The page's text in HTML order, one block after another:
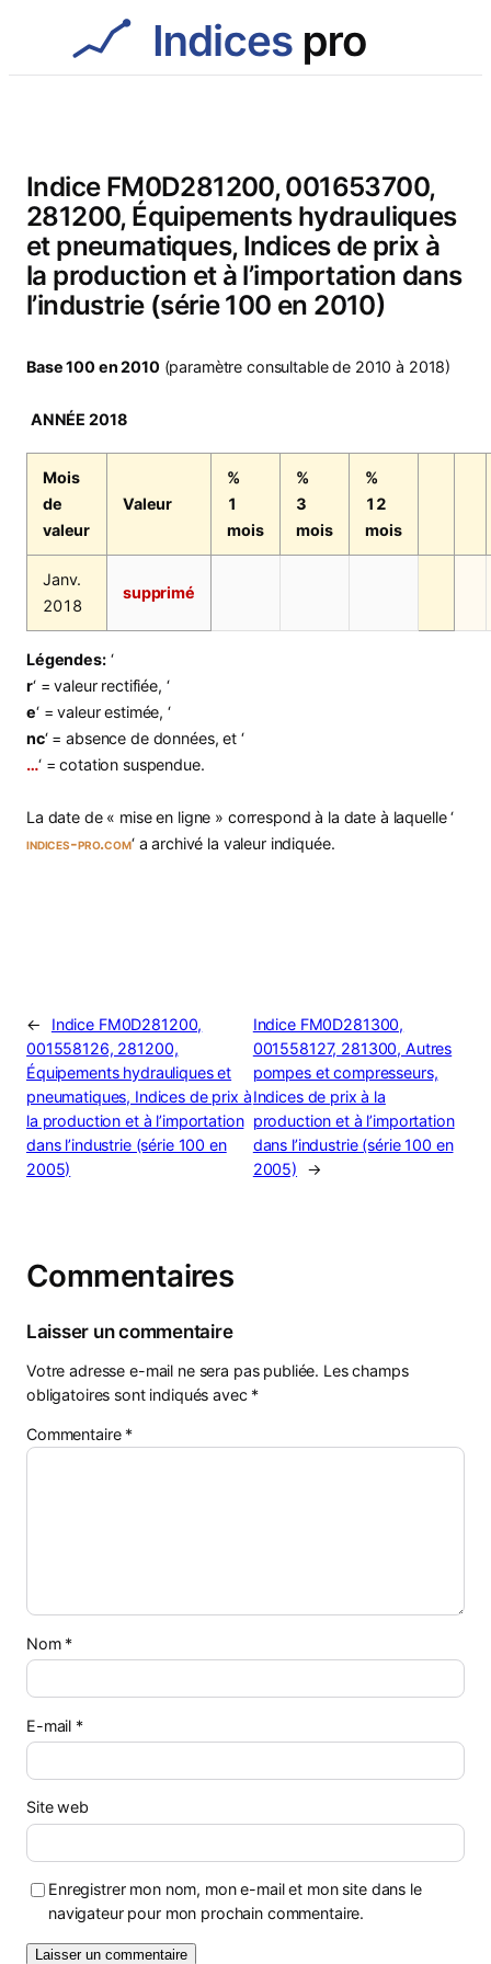
Indice FM0D281200, 001653700,
281200, Équipements hydrauliques
et pneumatiques, Indices de prix à
la production et à l’importation dans
l’industrie (série 100 en 2010)
Base 100 en 2010 (paramètre consultable de 2010 à 2018)
ANNÉE 2018
Mois
de
valeur
Valeur
%
1
mois
%
3
mois
%
12
mois
Janv.
2018
supprimé
Légendes:‘
r‘ = valeur rectifiée, ‘
e‘ = valeur estimée, ‘
nc‘ = absence de données, et ‘
…‘ = cotation suspendue.
La date de « mise en ligne » correspond à la date à laquelle ‘
indices-pro.com‘ a archivé la valeur indiquée.
←
Indice FM0D281200,
001558126, 281200,
Équipements hydrauliques et
pneumatiques, Indices de prix à
la production et à l’importation
dans l’industrie (série 100 en
2005)
Indice FM0D281300,
001558127, 281300, Autres
pompes et compresseurs,
Indices de prix à la
production et à l’importation
dans l’industrie (série 100 en
2005)
→
Commentaires
Laisser un commentaire
Votre adresse e-mail ne sera pas publiée. Les champs
obligatoires sont indiqués avec *
Commentaire *
Nom *
E-mail *
Site web
Enregistrer mon nom, mon e-mail et mon site dans le
navigateur pour mon prochain commentaire.